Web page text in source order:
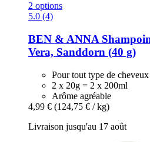
2 options
5.0 (4)
BEN & ANNA
Vera, Sanddorn (40 g)
Pour tout type de cheveux
2 x 20g = 2 x 200ml
Arôme agréable
4,99 € (124,75 € / kg)
Livraison jusqu'au 17 août